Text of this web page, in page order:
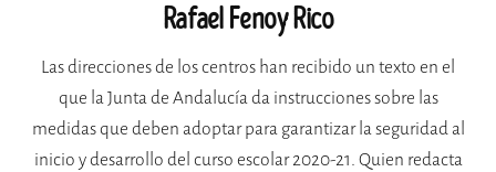
Rafael Fenoy Rico
Las direcciones de los centros han recibido un texto en el
que la Junta de Andalucía da instrucciones sobre las
medidas que deben adoptar para garantizar la seguridad al
inicio y desarrollo del curso escolar 2020-21. Quien redacta